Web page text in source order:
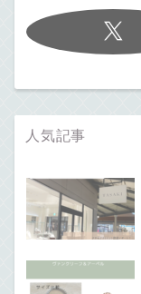
人気記事